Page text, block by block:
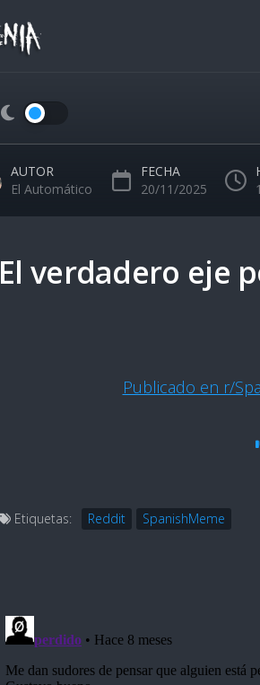
AUTOR
El Automático
FECHA
20/11/2025
El verdadero eje
Publicado en r/
Etiquetas: Reddit SpanishMeme